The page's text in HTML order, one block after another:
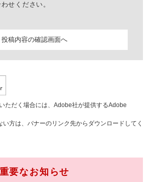
せください。
ただく場合には、Adobe社が提供するAdobe
方は、バナーのリンク先からダウンロードしてく
重要なお知らせ